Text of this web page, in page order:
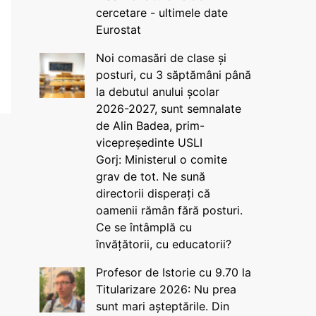
cercetare - ultimele date
Eurostat
Noi comasări de clase și
posturi, cu 3 săptămâni până
la debutul anului școlar
2026-2027, sunt semnalate
de Alin Badea, prim-
vicepreședinte USLI
Gorj: Ministerul o comite
grav de tot. Ne sună
directorii disperați că
oamenii rămân fără posturi.
Ce se întâmplă cu
învățătorii, cu educatorii?
Profesor de Istorie cu 9.70 la
Titularizare 2026: Nu prea
sunt mari așteptările. Din